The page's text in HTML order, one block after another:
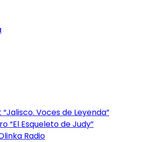
Voces de Leyenda”
“El Esqueleto de Judy”
Radio